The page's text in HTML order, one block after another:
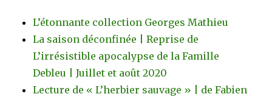
L’étonnante collection Georges Mathieu
La saison déconfinée | Reprise de
L’irrésistible apocalypse de la Famille
Debleu | Juillet et août 2020
Lecture de « L’herbier sauvage » | de Fabien